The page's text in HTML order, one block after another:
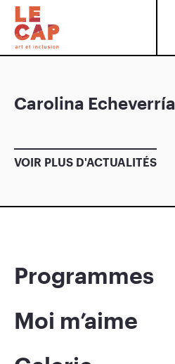
Carolina
VOIR PLUS D'ACTUALITÉS
Programmes
Moi m’aime